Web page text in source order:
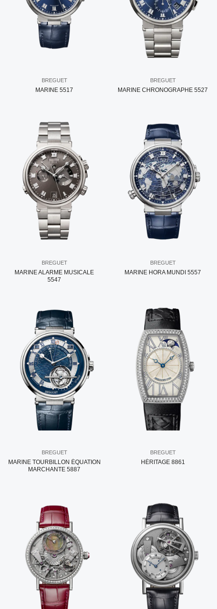
BREGUET
MARINE 5517
BREGUET
MARINE CHRONOGRAPHE 5527
BREGUET
MARINE ALARME MUSICALE
5547
BREGUET
MARINE HORA MUNDI 5557
BREGUET
MARINE TOURBILLON ÉQUATION
MARCHANTE 5887
BREGUET
HÉRITAGE 8861